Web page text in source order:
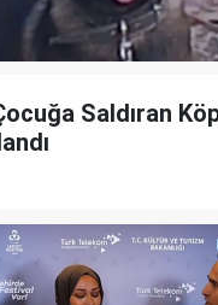
Saldıran